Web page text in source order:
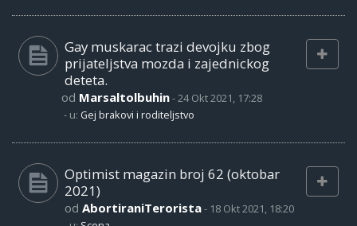
Gay muskarac trazi devojku zbog
prijateljstva mozda i zajednickog
deteta.
od Marsaltolbuhin-24 Okt 2021, 17:28
- u: Gej brakovi i roditeljstvo
Optimist magazin broj 62 (oktobar
2021)
od AbortiraniTerorista- 18 Okt 2021, 18:20